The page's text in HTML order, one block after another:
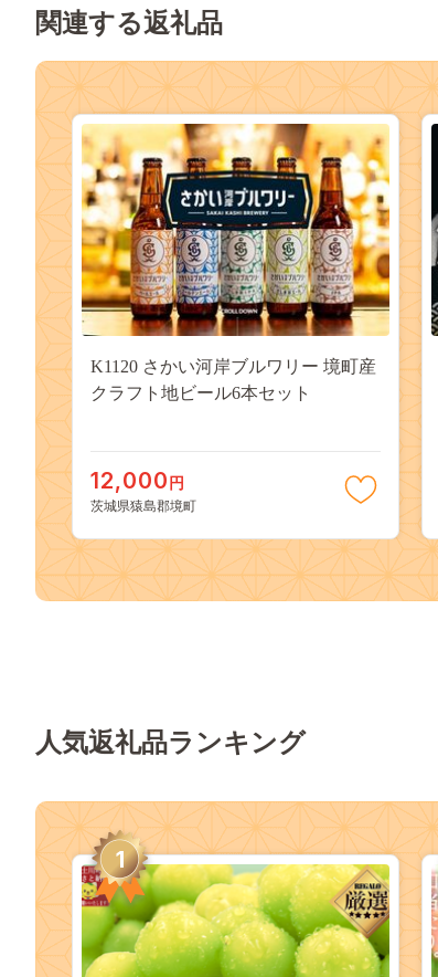
関連する返礼品
K1120 さかい河岸ブルワリー 境町産
クラフト地ビール6本セット
12,000 円
茨城県猿島郡境町
人気返礼品ランキング
1